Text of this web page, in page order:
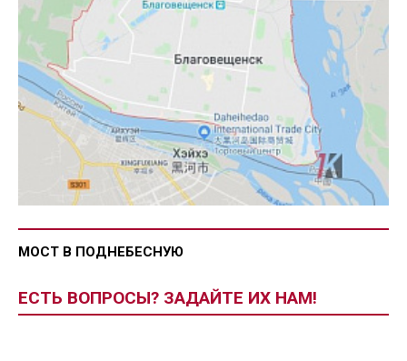
МОСТ В ПОДНЕБЕСНУЮ
ЕСТЬ ВОПРОСЫ? ЗАДАЙТЕ ИХ НАМ!